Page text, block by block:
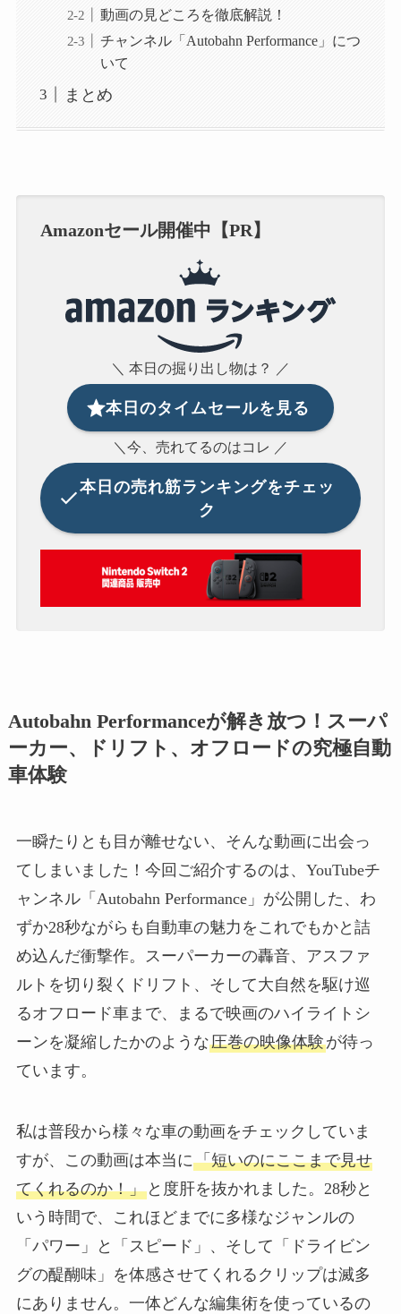
動画の見どころを徹底解説！
チャンネル「Autobahn Performance」につ
いて
まとめ
Amazonセール開催中【PR】
＼ 本日の掘り出し物は？ ／
本日のタイムセールを見る
＼今、売れてるのはコレ ／
本日の売れ筋ランキングをチェッ
ク
Autobahn Performanceが解き放つ！スーパ
ーカー、ドリフト、オフロードの究極自動
車体験
一瞬たりとも目が離せない、そんな動画に出会っ
てしまいました！今回ご紹介するのは、YouTubeチ
ャンネル「Autobahn Performance」が公開した、わ
ずか28秒ながらも自動車の魅力をこれでもかと詰
め込んだ衝撃作。スーパーカーの轟音、アスファ
ルトを切り裂くドリフト、そして大自然を駆け巡
るオフロード車まで、まるで映画のハイライトシ
ーンを凝縮したかのような圧巻の映像体験が待っ
ています。
私は普段から様々な車の動画をチェックしていま
すが、この動画は本当に「短いのにここまで見せ
てくれるのか！」と度肝を抜かれました。28秒と
いう時間で、これほどまでに多様なジャンルの
「パワー」と「スピード」、そして「ドライビン
グの醍醐味」を体感させてくれるクリップは滅多
にありません。一体どんな編集術を使っているの